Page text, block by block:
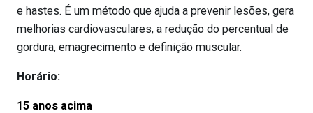
e hastes. É um método que ajuda a prevenir lesões, gera
melhorias cardiovasculares, a redução do percentual de
gordura, emagrecimento e definição muscular.
Horário:
15 anos acima